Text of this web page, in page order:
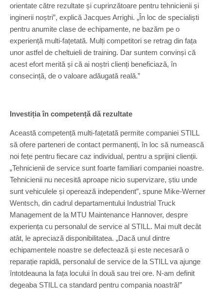
orientate către rezultate și cuprinzătoare pentru tehnicienii și
inginerii noștri”, explică Jacques Arrighi. „În loc de specialiști
pentru anumite clase de echipamente, ne bazăm pe o
experiență multi-fațetată. Mulți competitori se retrag din fața
unor astfel de cheltuieli de training. Dar suntem convinși că
acest efort merită și că ai noștri clienți beneficiază, în
consecință, de o valoare adăugată reală.”
Investiția în competență dă rezultate
Această competență multi-fațetată permite companiei STILL
să ofere parteneri de contact permanenți, în loc să numească
noi fețe pentru fiecare caz individual, pentru a sprijini clienții.
„Tehnicienii de service sunt foarte familiari companiei noastre.
Tehnicienii nu necesită aproape nicio supervizare, știu unde
sunt vehiculele și operează independent”, spune Mike-Werner
Wentsch, din cadrul departamentului Industrial Truck
Management de la MTU Maintenance Hannover, despre
experiența cu personalul de service al STILL. Mai mult decât
atât, le apreciază disponibilitatea. „Dacă unul dintre
echipamentele noastre se defectează și este necesară o
reparație rapidă, personalul de service de la STILL va ajunge
întotdeauna la fața locului în două sau trei ore. N-am definit
degeaba STILL ca standard pentru compania noastră!”